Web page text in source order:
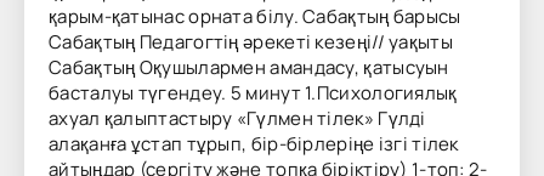
қарым-қатынас орната білу. Сабақтың барысы
Сабақтың Педагогтің әрекеті кезеңі// уақыты
Сабақтың Оқушылармен амандасу, қатысуын
басталуы түгендеу. 5 минут 1.Психологиялық
ахуал қалыптастыру «Гүлмен тілек» Гүлді
алақанға ұстап тұрып, бір-бірлеріңе ізгі тілек
айтыңдар (сергіту және топқа біріктіру) 1-топ: 2-